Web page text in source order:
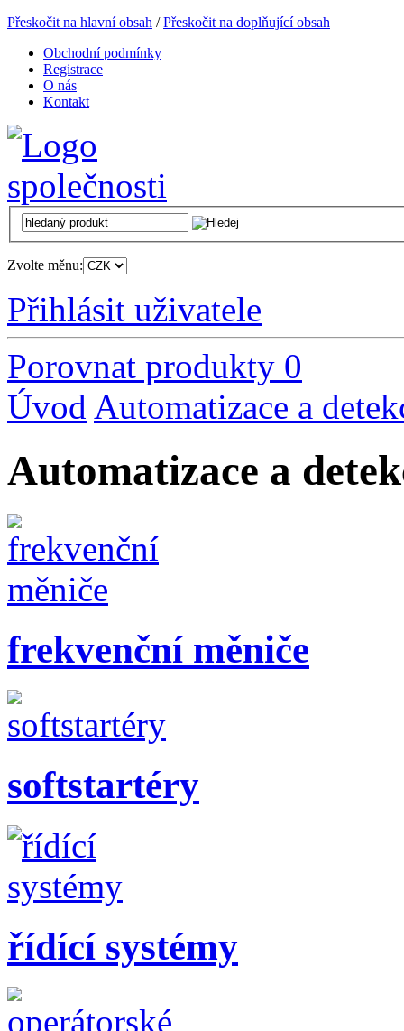
Přeskočit na hlavní obsah /Přeskočit na doplňující obsah
Obchodní podmínky
Registrace
O nás
Kontakt
Zvolte měnu:
Přihlásit uživatele
Porovnat produkty 0
Úvod Automatizace a
Automatizace a
frekvenční měniče
softstartéry
řídící systémy